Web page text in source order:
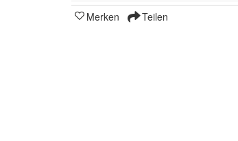
Merken Teilen